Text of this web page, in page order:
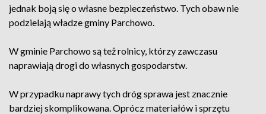
jednak boją się o własne bezpieczeństwo. Tych obaw nie
podzielają władze gminy Parchowo.
W gminie Parchowo są też rolnicy, którzy zawczasu
naprawiają drogi do własnych gospodarstw.
W przypadku naprawy tych dróg sprawa jest znacznie
bardziej skomplikowana. Oprócz materiałów i sprzętu